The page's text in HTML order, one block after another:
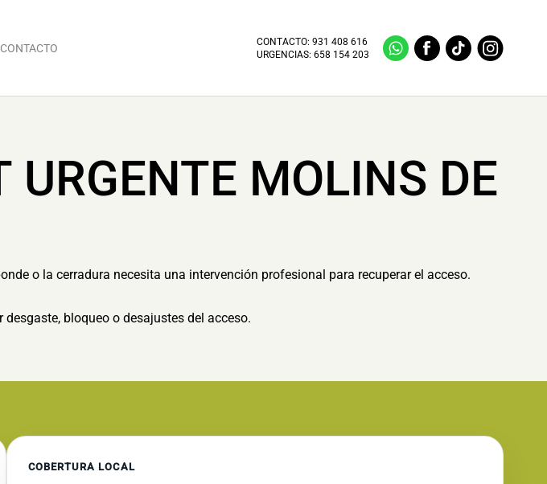
CONTACTO
CONTACTO:931 408 616
URGENCIAS:658 154 203
URGENTE MOLINS DE
o la cerradura necesita una intervención profesional para recuperar el acceso.
bloqueo o desajustes del acceso.
COBERTURA LOCAL